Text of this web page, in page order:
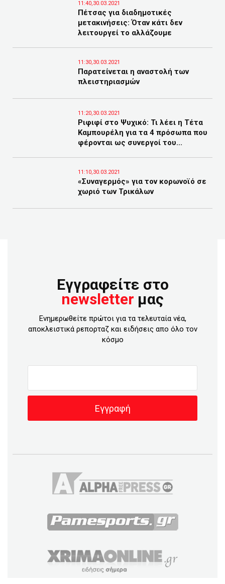
11:40,30.03.2021
Πέτσας για διαδημοτικές
μετακινήσεις: Όταν κάτι δεν
λειτουργεί το αλλάζουμε
11:30,30.03.2021
Παρατείνεται η αναστολή των
πλειστηριασμών
11:20,30.03.2021
Ριφιφί στο Ψυχικό: Τι λέει η Τέτα
Καμπουρέλη για τα 4 πρόσωπα που
φέρονται ως συνεργοί του...
11:10,30.03.2021
«Συναγερμός» για τον κορωνοϊό σε
χωριό των Τρικάλων
Εγγραφείτε στο
newsletter μας
Ενημερωθείτε πρώτοι για τα τελευταία νέα,
αποκλειστικά ρεπορταζ και ειδήσεις απο όλο τον
κόσμο